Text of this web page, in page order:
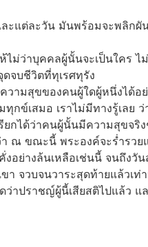
ะแต่ละวัน มันพร้อมจะพลิกผั
ม่ว่าบุคคลผู้นั้นจะเป็นใคร
จบชีวิตที่ทุเรศทุรัง
มสุขของคนผู้ใดผู้หนึ่งได้อ
เสมอ เราไม่มีทางรู้เลย
กได้ว่าคนผู้นั้นมีความสุขจริง
ณ ขณะนี้ พระองค์จะร่ำรว
อย่างล้นเหลือเช่นนี้ จนถึงวั
า จวบจนวาระสุดท้ายแล้วเท่
ราชญ์ผู้นี้เสียสติไปแล้ว แ